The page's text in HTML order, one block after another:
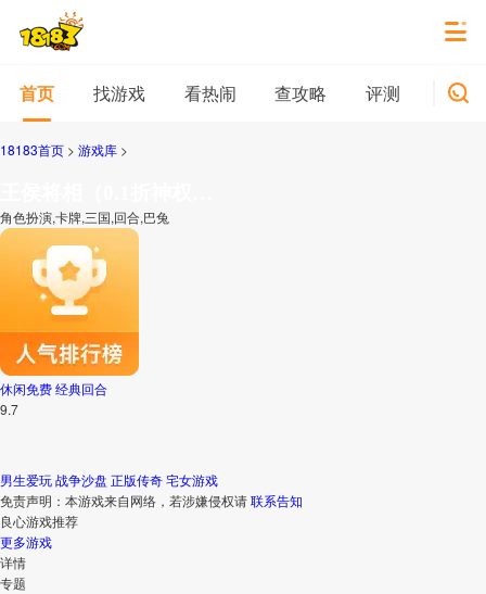
首页 找游戏 看热闹 查攻略 评测 新游
18183首页 > 游戏库 >
角色扮演,卡牌,三国,回合,巴兔
休闲免费经典回合
9.7
男生爱玩战争沙盘 正版传奇宅女游戏
免责声明：本游戏来自网络，若涉嫌侵权请联系告知
良心游戏推荐
更多游戏
详情
专题